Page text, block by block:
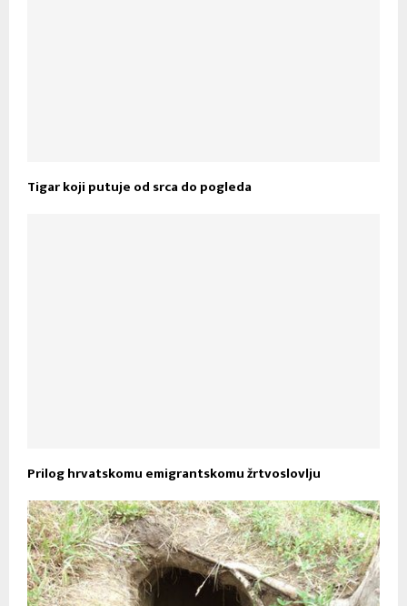
Tigar koji putuje od srca do pogleda
Prilog hrvatskomu emigrantskomu žrtvoslovlju